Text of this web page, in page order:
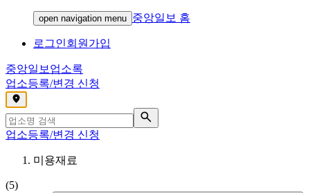
open navigation menu 중앙일보 홈
로그인회원가입
중앙일보 업소록
업소등록/변경 신청
,
업소등록/변경 신청
미용재료
(5)